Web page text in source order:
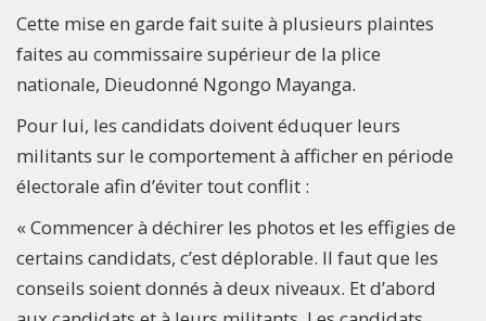
Cette mise en garde fait suite à plusieurs plaintes
faites au commissaire supérieur de la plice
nationale, Dieudonné Ngongo Mayanga.
Pour lui, les candidats doivent éduquer leurs
militants sur le comportement à afficher en période
électorale afin d’éviter tout conflit :
« Commencer à déchirer les photos et les effigies de
certains candidats, c’est déplorable. Il faut que les
conseils soient donnés à deux niveaux. Et d’abord